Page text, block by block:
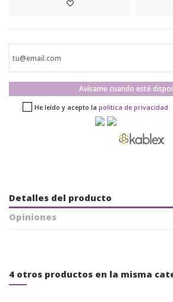
Avísame cuando esté
He leído y acepto la política de privacidad
Detalles del producto
Opiniones
4 otros productos en la misma